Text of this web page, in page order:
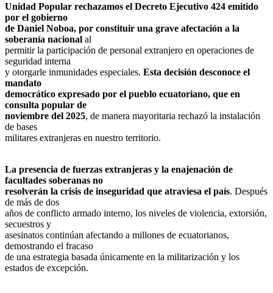
Unidad Popular rechazamos el Decreto Ejecutivo 424 emitido
por el gobierno
de Daniel Noboa, por constituir una grave afectación a la
soberanía nacional al
permitir la participación de personal extranjero en operaciones de
seguridad interna
y otorgarle inmunidades especiales. Esta decisión desconoce el
mandato
democrático expresado por el pueblo ecuatoriano, que en
consulta popular de
noviembre del 2025, de manera mayoritaria rechazó la instalación
de bases
militares extranjeras en nuestro territorio.
La presencia de fuerzas extranjeras y la enajenación de
facultades soberanas no
resolverán la crisis de inseguridad que atraviesa el país. Después
de más de dos
años de con­flicto armado interno, los niveles de violencia, extorsión,
secuestros y
asesinatos continúan afectando a millones de ecuatorianos,
demostrando el fracaso
de una estrategia basada únicamente en la militarización y los
estados de excepción.